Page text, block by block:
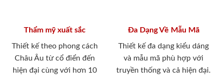
Thẩm mỹ xuất sắc
Thiết kế theo phong cách
Châu Âu từ cổ điển đến
hiện đại cùng với hơn 10
Đa Dạng Về Mẫu Mã
Thiết kế đa dạng kiểu dáng
và mẫu mã phù hợp với
truyền thống và cả hiện đại.